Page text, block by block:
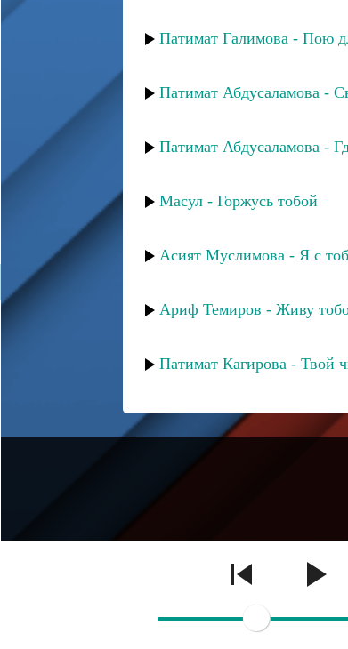
Патимат Галимова - Пою
Патимат Абдусаламова -
Патимат Абдусаламова -
Масул - Горжусь тобой
Асият Муслимова - Я с
Ариф Темиров - Живу
Патимат Кагирова - Твой